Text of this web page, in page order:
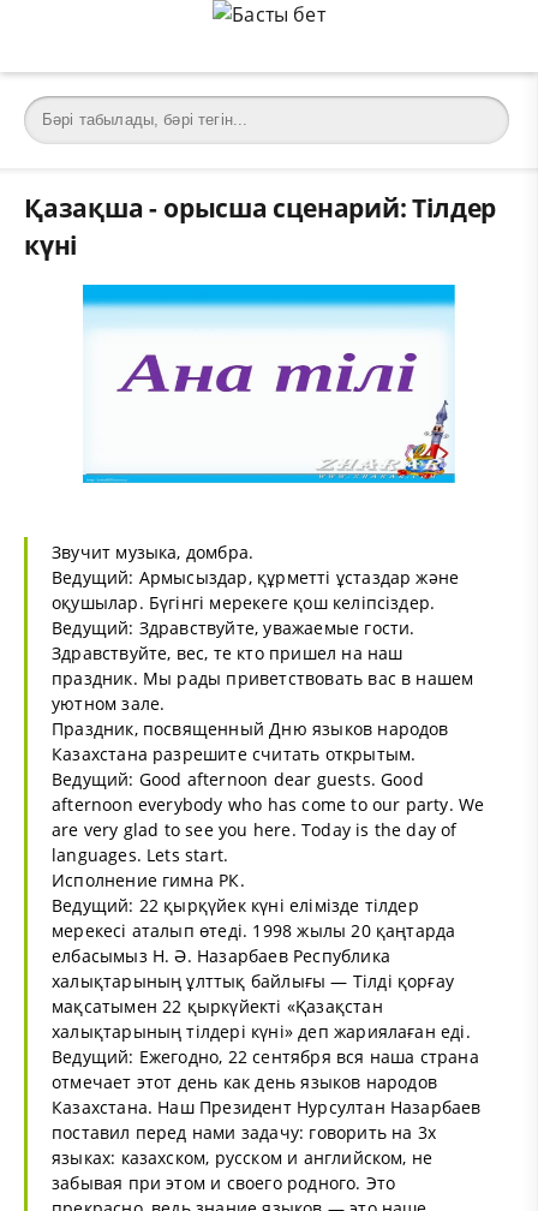
Қазақша - орысша сценарий: Тілдер
күні
Звучит музыка, домбра.
Ведущий: Армысыздар, құрметті ұстаздар және
оқушылар. Бүгінгі мерекеге қош келіпсіздер.
Ведущий: Здравствуйте, уважаемые гости.
Здравствуйте, вес, те кто пришел на наш
праздник. Мы рады приветствовать вас в нашем
уютном зале.
Праздник, посвященный Дню языков народов
Казахстана разрешите считать открытым.
Ведущий: Good afternoon dear guests. Good
afternoon everybody who has come to our party. We
are very glad to see you here. Today is the day of
languages. Lets start.
Исполнение гимна РК.
Ведущий: 22 қырқүйек күні елімізде тілдер
мерекесі аталып өтеді. 1998 жылы 20 қаңтарда
елбасымыз Н. Ә. Назарбаев Республика
халықтарының ұлттық байлығы — Тілді қорғау
мақсатымен 22 қыркүйекті «Қазақстан
халықтарының тілдері күні» деп жариялаған еді.
Ведущий: Ежегодно, 22 сентября вся наша страна
отмечает этот день как день языков народов
Казахстана. Наш Президент Нурсултан Назарбаев
поставил перед нами задачу: говорить на 3х
языках: казахском, русском и английском, не
забывая при этом и своего родного. Это